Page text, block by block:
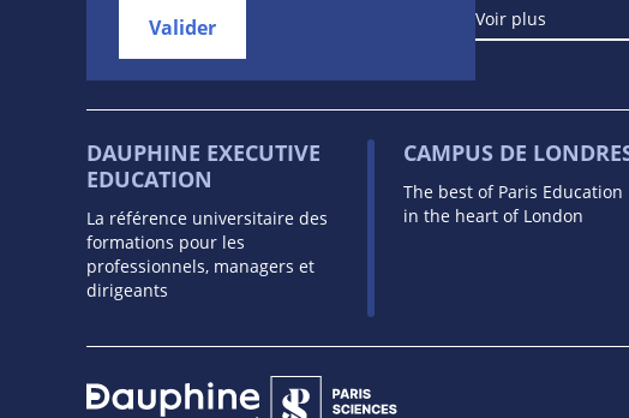
Valider Voir plus
DAUPHINE EXECUTIVE
EDUCATION
La référence universitaire des
formations pour les
professionnels, managers et
dirigeants
CAMPUS DE
The best of Paris Education
in the heart of London